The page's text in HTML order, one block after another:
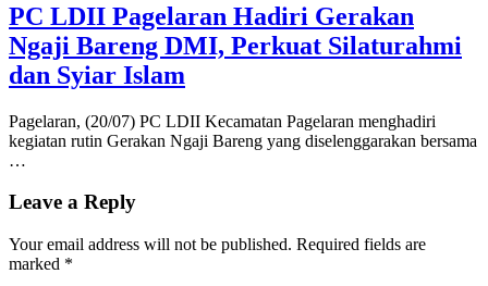
PC LDII Pagelaran Hadiri Gerakan
Ngaji Bareng DMI, Perkuat Silaturahmi
dan Syiar Islam
Pagelaran, (20/07) PC LDII Kecamatan Pagelaran menghadiri
kegiatan rutin Gerakan Ngaji Bareng yang diselenggarakan bersama
…
Leave a Reply
Your email address will not be published. Required fields are
marked *